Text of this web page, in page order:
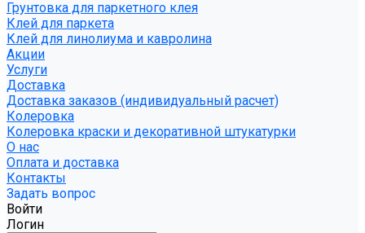
Грунтовка для паркетного клея
Клей для паркета
Клей для линолиума и кавролина
Акции
Услуги
Доставка
Доставка заказов (индивидуальный расчет)
Колеровка
Колеровка краски и декоративной штукатурки
О нас
Оплата и доставка
Контакты
Задать вопрос
Войти
Логин